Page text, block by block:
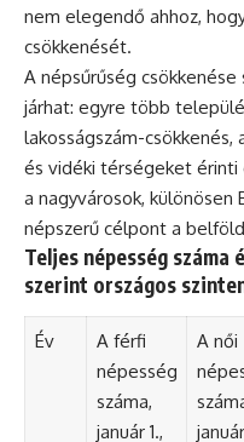
nem elegendő ahhoz,
csökkenését.
A népsűrűség
járhat: egyre több
lakosságszám-
és vidéki térségeket érinti
a nagyvárosok, különösen
népszerű célpont a
Teljes népesség
szerint országos
Év
A férfi
népesség
száma,
január 1.,
A női